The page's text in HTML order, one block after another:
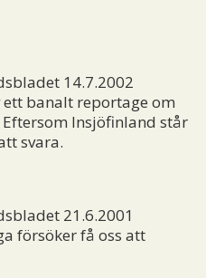
14.7.2002
banalt reportage om
Insjöfinland står
svara.
21.6.2001
försöker få oss att